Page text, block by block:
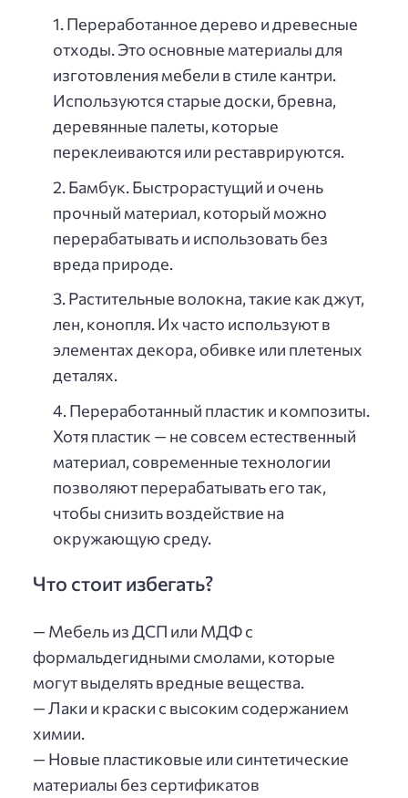
Переработанное дерево и древесные
отходы. Это основные материалы для
изготовления мебели в стиле кантри.
Используются старые доски, бревна,
деревянные палеты, которые
переклеиваются или реставрируются.
Бамбук. Быстрорастущий и очень
прочный материал, который можно
перерабатывать и использовать без
вреда природе.
Растительные волокна, такие как джут,
лен, конопля. Их часто используют в
элементах декора, обивке или плетеных
деталях.
Переработанный пластик и композиты.
Хотя пластик — не совсем естественный
материал, современные технологии
позволяют перерабатывать его так,
чтобы снизить воздействие на
окружающую среду.
Что стоит избегать?
— Мебель из ДСП или МДФ с
формальдегидными смолами, которые
могут выделять вредные вещества.
— Лаки и краски с высоким содержанием
химии.
— Новые пластиковые или синтетические
материалы без сертификатов